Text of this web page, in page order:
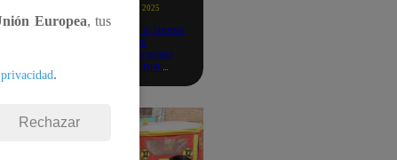
2025
Revisa si tienes
deudas
consultando
con tu DNI:
detalles
Europea, tus
.
Rechazar